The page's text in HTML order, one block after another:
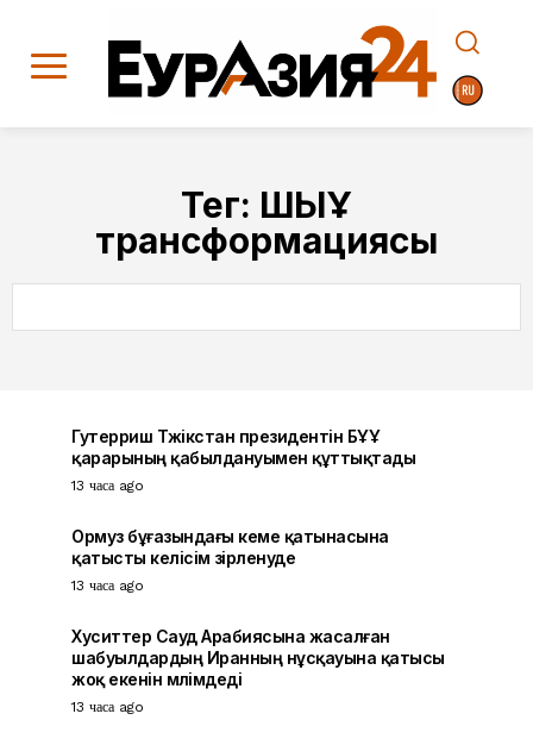
Тег: ШЫҰ
трансформациясы
Гутерриш Тәжікстан президентін БҰҰ
қарарының қабылдануымен құттықтады
13 часа ago
Ормуз бұғазындағы кеме қатынасына
қатысты келісім әзірленуде
13 часа ago
Хуситтер Сауд Арабиясына жасалған
шабуылдардың Иранның нұсқауына қатысы
жоқ екенін мәлімдеді
13 часа ago